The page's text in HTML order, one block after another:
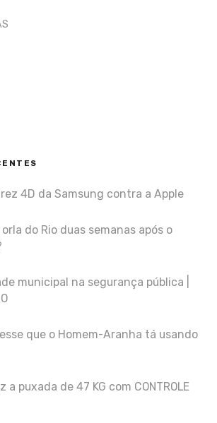
4D da Samsung contra a Apple
do Rio duas semanas após o
municipal na segurança pública |
que o Homem-Aranha tá usando
a puxada de 47 KG com CONTROLE